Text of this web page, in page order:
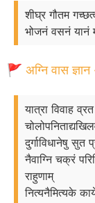
शीघ्र गौतम
भोजनं वसनं यानं
🚩 अग्नि वास ज्ञान
यात्रा विवाह
दुर्गाविधानेषु सुत
नैवाग्नि चक्रं
राहुणाम्
नित्यनैमित्यके